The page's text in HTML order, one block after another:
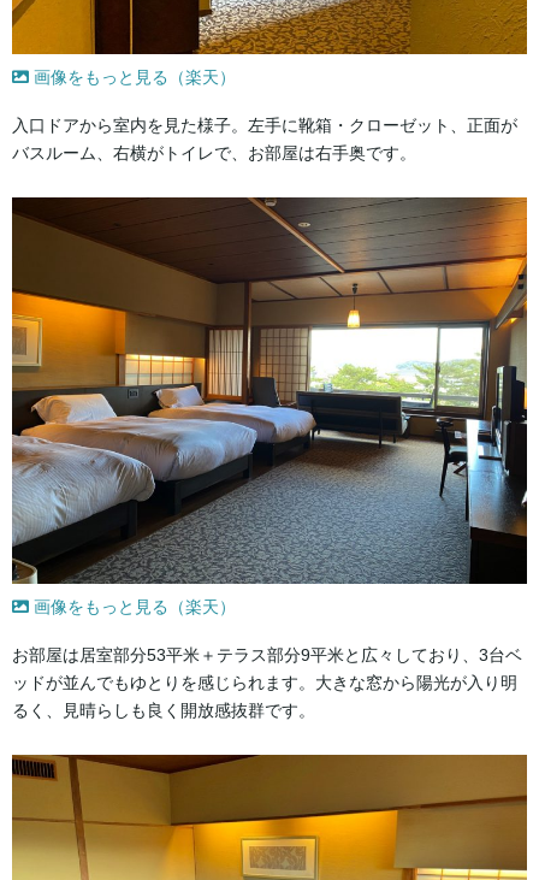
画像をもっと見る（楽天）
入口ドアから室内を見た様子。左手に靴箱・クローゼット、正面が
バスルーム、右横がトイレで、お部屋は右手奥です。
画像をもっと見る（楽天）
お部屋は居室部分53平米＋テラス部分9平米と広々しており、3台ベ
ッドが並んでもゆとりを感じられます。大きな窓から陽光が入り明
るく、見晴らしも良く開放感抜群です。